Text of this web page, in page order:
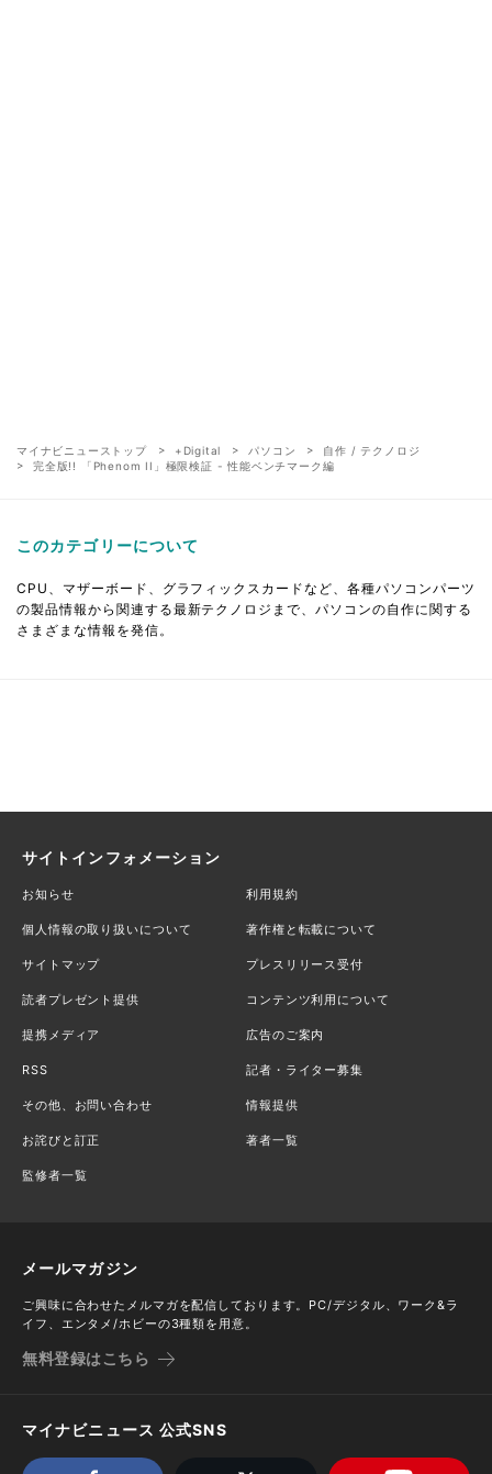
マイナビニューストップ +Digital パソコン
自作 / テクノロジ
完全版!! 「Phenom II」極限検証 - 性能ベンチマーク編
このカテゴリーについて
CPU、マザーボード、グラフィックスカードなど、各種パソコンパーツ
の製品情報から関連する最新テクノロジまで、パソコンの自作に関する
さまざまな情報を発信。
サイトインフォメーション
お知らせ 利用規約
個人情報の取り扱いについて 著作権と転載について
サイトマップ プレスリリース受付
読者プレゼント提供 コンテンツ利用について
提携メディア 広告のご案内
RSS 記者・ライター募集
その他、お問い合わせ 情報提供
お詫びと訂正 著者一覧
監修者一覧
メールマガジン
ご興味に合わせたメルマガを配信しております。PC/デジタル、ワーク&ラ
イフ、エンタメ/ホビーの3種類を用意。
無料登録はこちら
マイナビニュース 公式SNS